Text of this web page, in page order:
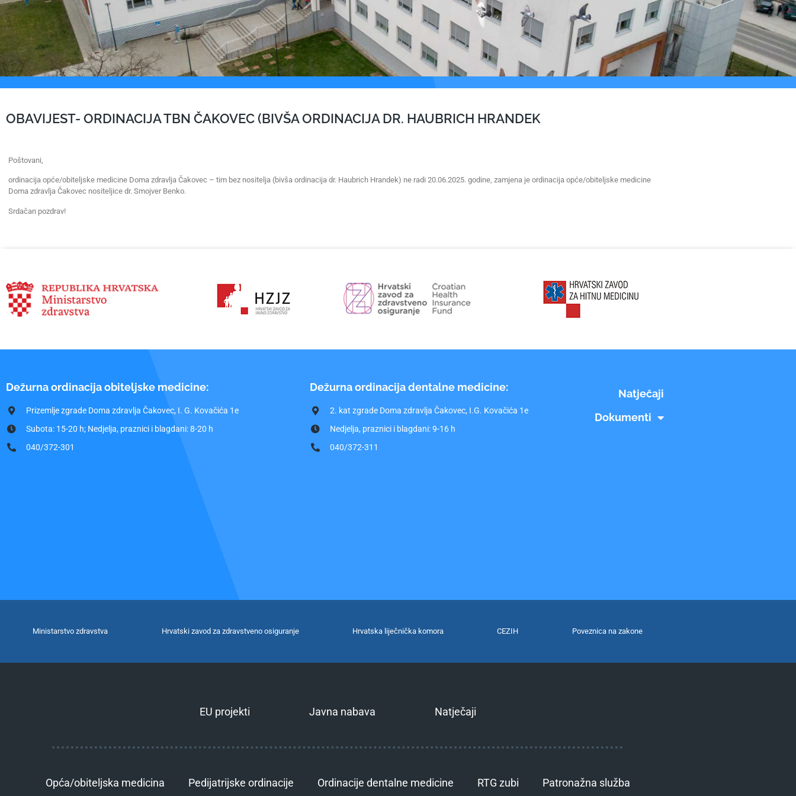
OBAVIJEST- ORDINACIJA TBN ČAKOVEC (BIVŠA ORDINACIJA DR. HAUBRICH HRANDEK
Poštovani,
ordinacija opće/obiteljske medicine Doma zdravlja Čakovec – tim bez nositelja (bivša ordinacija dr. Haubrich Hrandek) ne radi 20.06.2025. godine, zamjena je ordinacija opće/obiteljske medicine
Doma zdravlja Čakovec nositeljice dr. Smojver Benko.
Srdačan pozdrav!
Dežurna ordinacija obiteljske medicine:
Prizemlje zgrade Doma zdravlja Čakovec, I. G. Kovačića 1e
Subota: 15-20 h; Nedjelja, praznici i blagdani: 8-20 h
040/372-301
Dežurna ordinacija dentalne medicine:
2. kat zgrade Doma zdravlja Čakovec, I.G. Kovačića 1e
Nedjelja, praznici i blagdani: 9-16 h
040/372-311
Natječaji
Dokumenti
Ministarstvo zdravstva Hrvatski zavod za zdravstveno osiguranje Hrvatska liječnička komora CEZIH Poveznica na zakone
EU projekti Javna nabava Natječaji
Opća/obiteljska medicina Pedijatrijske ordinacije Ordinacije dentalne medicine RTG zubi Patronažna služba